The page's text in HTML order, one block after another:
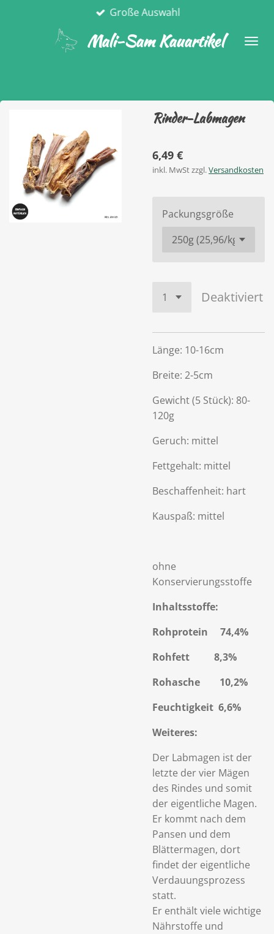
Hauptinhalt
Mali-Sam Kauartikel
Große Auswahl
Rinder-Labmagen
6,49 €
inkl. MwSt zzgl.Versandkosten
Packungsgröße
Deaktiviert
Länge: 10-16cm
Breite: 2-5cm
Gewicht (5 Stück): 80-
120g
Geruch: mittel
Fettgehalt: mittel
Beschaffenheit: hart
Kauspaß: mittel
ohne
Konservierungsstoffe
Inhaltsstoffe:
Rohprotein 74,4%
Rohfett 8,3%
Rohasche 10,2%
Feuchtigkeit 6,6%
Weiteres:
Der Labmagen ist der
letzte der vier Mägen
des Rindes und somit
der eigentliche Magen.
Er kommt nach dem
Pansen und dem
Blättermagen, dort
findet der eigentliche
Verdauungsprozess
statt.
Er enthält viele wichtige
Nährstoffe und